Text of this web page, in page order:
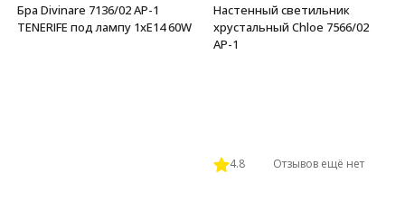
Бра Divinare 7136/02 AP-1
TENERIFE под лампу 1xE14 60W
Настенный светильник
хрустальный Chloe 7566/02
AP-1
4.8 Отзывов ещё нет